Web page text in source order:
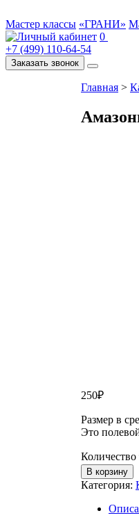
Мастер классы «ГРАНИ»
0
+7 (499) 110-64-54
Заказать звонок
Главная >
250₽
Размер в
Это
В корзину
Категория: